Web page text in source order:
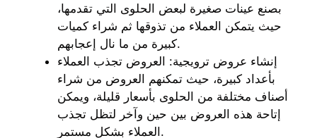
بصنع عينات صغيرة لبعض الحلوى التي تقدمها،
حيث يتمكن العملاء من تذوقها ثم شراء كميات
كبيرة من ما نال إعجابهم.
إنشاء عروض ترويجية: العروض تجذب العملاء
بأعداد كبيرة، حيث تمكنهم العروض من شراء
أصناف مختلفة من الحلوى بأسعار قليلة، ويمكن
إتاحة هذه العروض بين حين وآخر لتظل تجذب
العملاء بشكل مستمر.